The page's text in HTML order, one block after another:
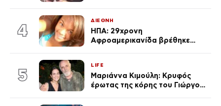
4
ΔΙΕΘΝΗ
ΗΠΑ: 29χρονη
Αφροαμερικανίδα βρέθηκε
5
LIFE
Μαριάννα Κιμούλη: Κρυφός
έρωτας της κόρης του Γιώργου,